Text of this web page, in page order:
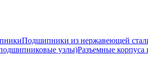
Подшипники из нержавеющей
узлы)Разъемные корпуса